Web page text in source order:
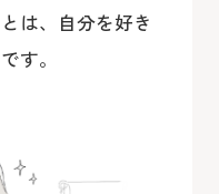
は、自分を好き
す。